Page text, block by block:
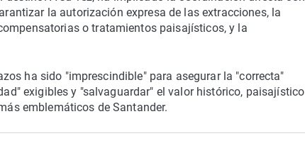
la autorización expresa de las extracciones, la
o tratamientos paisajísticos, y la
ha sido "imprescindible" para asegurar la "correcta"
exigibles y "salvaguardar" el valor histórico, paisajístico
emblemáticos de Santander.